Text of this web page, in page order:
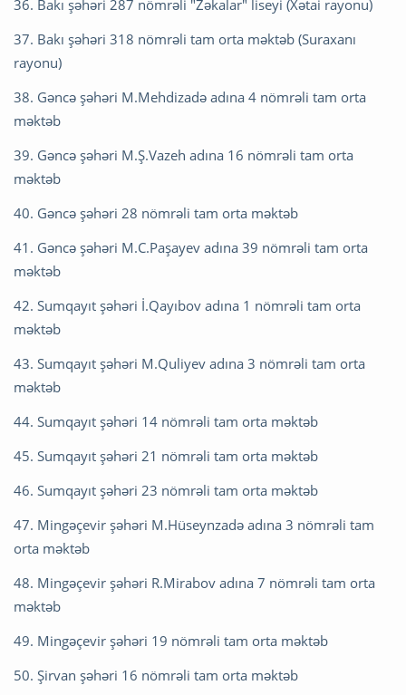
36. Bakı şəhəri 287 nömrəli "Zəkalar" liseyi (Xətai rayonu)
37. Bakı şəhəri 318 nömrəli tam orta məktəb (Suraxanı
rayonu)
38. Gəncə şəhəri M.Mehdizadə adına 4 nömrəli tam orta
məktəb
39. Gəncə şəhəri M.Ş.Vazeh adına 16 nömrəli tam orta
məktəb
40. Gəncə şəhəri 28 nömrəli tam orta məktəb
41. Gəncə şəhəri M.C.Paşayev adına 39 nömrəli tam orta
məktəb
42. Sumqayıt şəhəri İ.Qayıbov adına 1 nömrəli tam orta
məktəb
43. Sumqayıt şəhəri M.Quliyev adına 3 nömrəli tam orta
məktəb
44. Sumqayıt şəhəri 14 nömrəli tam orta məktəb
45. Sumqayıt şəhəri 21 nömrəli tam orta məktəb
46. Sumqayıt şəhəri 23 nömrəli tam orta məktəb
47. Mingəçevir şəhəri M.Hüseynzadə adına 3 nömrəli tam
orta məktəb
48. Mingəçevir şəhəri R.Mirabov adına 7 nömrəli tam orta
məktəb
49. Mingəçevir şəhəri 19 nömrəli tam orta məktəb
50. Şirvan şəhəri 16 nömrəli tam orta məktəb